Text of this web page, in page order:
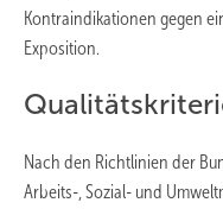
Kontraindikationen gegen
Exposition.
Nach den Richtlinien der
Arbeits-, Sozial- und